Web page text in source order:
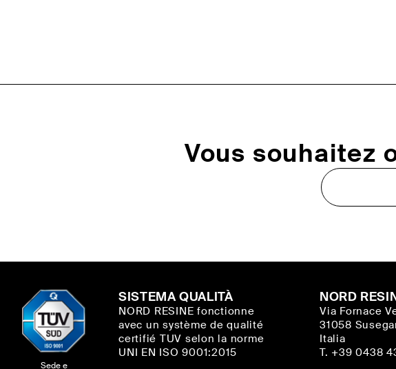
Vous souhaitez
Sede e
SISTEMA QUALITÀ
NORD RESINE fonctionne
avec un système de qualité
certifié TUV selon la norme
UNI EN ISO 9001:2015
NORD
Via Fornace
31058
Italia
T. +39 0438